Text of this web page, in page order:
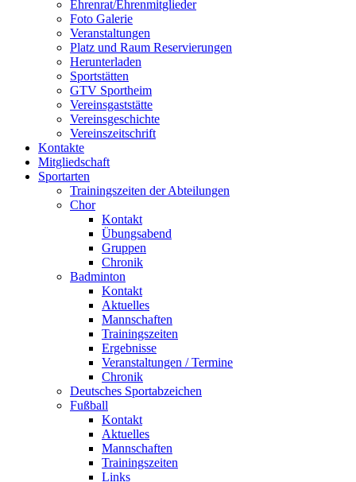
Ehrenrat/Ehrenmitglieder
Foto Galerie
Veranstaltungen
Platz und Raum Reservierungen
Herunterladen
Sportstätten
GTV Sportheim
Vereinsgaststätte
Vereinsgeschichte
Vereinszeitschrift
Kontakte
Mitgliedschaft
Sportarten
Trainingszeiten der Abteilungen
Chor
Kontakt
Übungsabend
Gruppen
Chronik
Badminton
Kontakt
Aktuelles
Mannschaften
Trainingszeiten
Ergebnisse
Veranstaltungen / Termine
Chronik
Deutsches Sportabzeichen
Fußball
Kontakt
Aktuelles
Mannschaften
Trainingszeiten
Links